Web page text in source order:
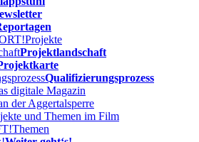
Projekte
Projektlandschaft
Qualifizierungsprozess
digitale Magazin
der Aggertalsperre
und Themen im Film
Themen